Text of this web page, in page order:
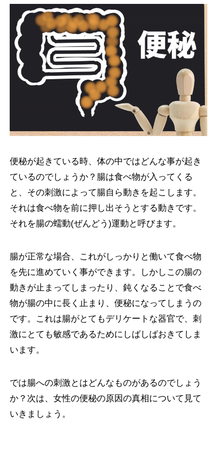
便秘が起きている時、体の中ではどんな事が起き
ているのでしょうか？腸は食べ物が入ってくる
と、その刺激によって腸自ら動きを起こします。
それは食べ物を前に押し出そうとする動きです。
それを腸の蠕動(ぜんどう)運動と呼びます。
腸が正常な場合、これがしっかりと働いて食べ物
を先に進めていく事ができます。しかしこの腸の
動きが止まってしまったり、鈍くなることで食べ
物が腸の中に長く止まり、便秘になってしまうの
です。これは腸がとてもデリケートな器官で、刺
激にとても敏感であるためにしばしばおきてしま
います。
では腸への刺激とはどんなものがあるのでしょう
か？次は、女性の便秘の原因の真相について見て
いきましょう。